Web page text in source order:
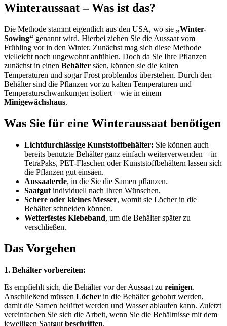
Winteraussaat – Was ist das?
Die Methode stammt eigentlich aus den USA, wo sie „Winter-
Sowing“ genannt wird. Hierbei ziehen Sie die Aussaat vom
Frühling vor in den Winter. Zunächst mag sich diese Methode
vielleicht noch ungewohnt anfühlen. Doch da Sie Ihre Pflanzen
zunächst in einen Behälter säen, können sie die kalten
Temperaturen und sogar Frost problemlos überstehen. Durch den
Behälter sind die Pflanzen vor zu kalten Temperaturen und
Temperaturschwankungen isoliert – wie in einem
Minigewächshaus.
Was Sie für eine Winteraussaat benötigen
Lichtdurchlässige Kunststoffbehälter: Sie können auch
bereits benutzte Behälter ganz einfach weiterverwenden – in
TetraPaks, PET-Flaschen oder Kunststoffbehältern lassen sich
die Pflanzen gut einsäen.
Aussaaterde, in die Sie die Samen pflanzen.
Saatgut individuell nach Ihren Wünschen.
Schere oder kleines Messer, womit sie Löcher in die
Behälter schneiden können.
Wetterfestes Klebeband, um die Behälter später zu
verschließen.
Das Vorgehen
1. Behälter vorbereiten:
Es empfiehlt sich, die Behälter vor der Aussaat zu reinigen.
Anschließend müssen Löcher in die Behälter gebohrt werden,
damit die Samen belüftet werden und Wasser ablaufen kann. Zuletzt
vereinfachen Sie sich die Arbeit, wenn Sie die Behältnisse mit dem
jeweiligen Saatgut beschriften.